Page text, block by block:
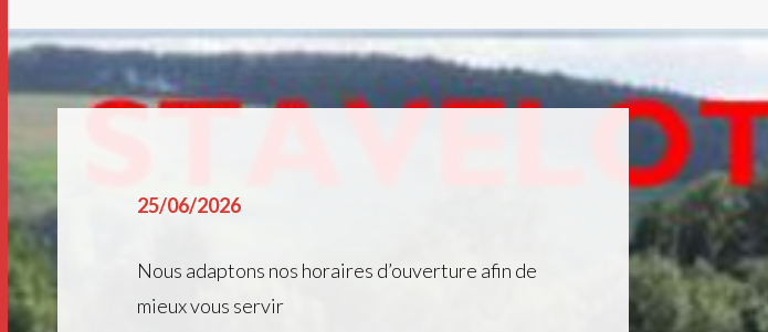
25/06/2026
Nous adaptons nos horaires d’ouverture afin de
mieux vous servir